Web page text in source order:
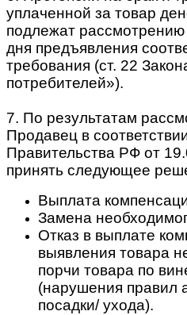
уплаченной за товар
подлежат
дня предъявления
требования (ст. 22
потребителей»).
7. По результатам
Продавец в
Правительства РФ от
принять следующее
Выплата
Замена
Отказ в выплате
выявления товара
порчи товара по
(нарушения правил
посадки/ ухода).